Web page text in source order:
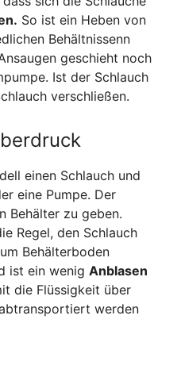
So ist ein Heben von
Behältnissenn
geschieht noch
Ist der Schlauch
verschließen.
einen Schlauch und
eine Pumpe. Der
Behälter zu geben.
Regel, den Schlauch
Behälterboden
ist ein wenig Anblasen
die Flüssigkeit über
werden